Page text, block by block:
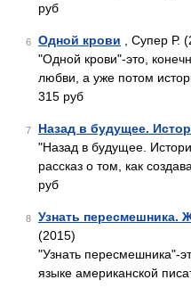
руб
6 Одной крови , Супер Р.
"Одной крови"-это,
любви, а уже потом
315 руб
7 Назад в будущее.
"Назад в будущее.
рассказ о том, как
руб
8 Узнать пересмешника.
(2015)
"Узнать пересмешника"-
языке американской